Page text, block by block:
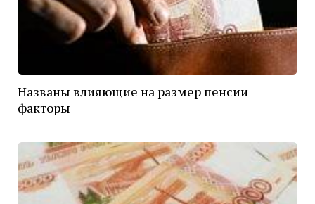
Названы влияющие на размер пенсии
факторы